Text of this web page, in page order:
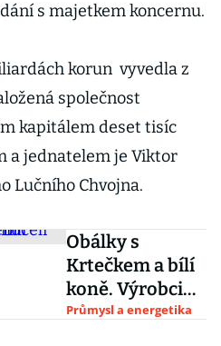
s majetkem koncernu.
korun vyvedla z
společnost
kapitálem deset tisíc
a jednatelem je Viktor
Lučního Chvojna.
Obálky s
Krtečkem a bílí
koně. Výrobci
osvětlení čelí
Průmysl a energetika